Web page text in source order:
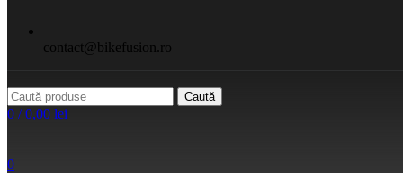
contact@bikefusion.ro
Caută
0 / 0,00 lei
0